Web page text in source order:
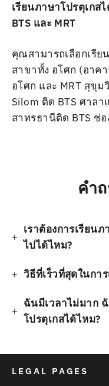
เรียนภาษาโปรตุเกส
BTS และ MRT
คุณสามารถเลือกเรีย
สาขาทั้ง อโศก (อาคา
อโศก และ MRT สุขุ
Silom ติด BTS ศาล
สาทรธานีติด BTS ช่
คำ
เราต้องการเรียน
ไปได้ไหม?
วิธีที่เร็วที่สุดในกา
ฉันมีเวลาไม่มาก
โปรตุเกสได้ไหม?
LEGAL PAGES